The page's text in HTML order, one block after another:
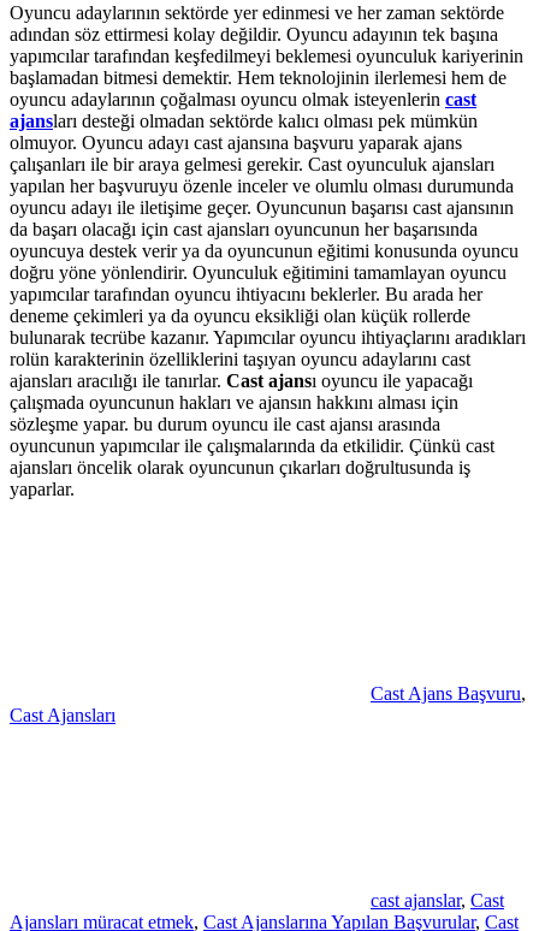
Oyuncu adaylarının sektörde yer edinmesi ve her zaman sektörde
adından söz ettirmesi kolay değildir. Oyuncu adayının tek başına
yapımcılar tarafından keşfedilmeyi beklemesi oyunculuk kariyerinin
başlamadan bitmesi demektir. Hem teknolojinin ilerlemesi hem de
oyuncu adaylarının çoğalması oyuncu olmak isteyenlerin cast
ajansları desteği olmadan sektörde kalıcı olması pek mümkün
olmuyor. Oyuncu adayı cast ajansına başvuru yaparak ajans
çalışanları ile bir araya gelmesi gerekir. Cast oyunculuk ajansları
yapılan her başvuruyu özenle inceler ve olumlu olması durumunda
oyuncu adayı ile iletişime geçer. Oyuncunun başarısı cast ajansının
da başarı olacağı için cast ajansları oyuncunun her başarısında
oyuncuya destek verir ya da oyuncunun eğitimi konusunda oyuncu
doğru yöne yönlendirir. Oyunculuk eğitimini tamamlayan oyuncu
yapımcılar tarafından oyuncu ihtiyacını beklerler. Bu arada her
deneme çekimleri ya da oyuncu eksikliği olan küçük rollerde
bulunarak tecrübe kazanır. Yapımcılar oyuncu ihtiyaçlarını aradıkları
rolün karakterinin özelliklerini taşıyan oyuncu adaylarını cast
ajansları aracılığı ile tanırlar. Cast ajansı oyuncu ile yapacağı
çalışmada oyuncunun hakları ve ajansın hakkını alması için
sözleşme yapar. bu durum oyuncu ile cast ajansı arasında
oyuncunun yapımcılar ile çalışmalarında da etkilidir. Çünkü cast
ajansları öncelik olarak oyuncunun çıkarları doğrultusunda iş
yaparlar.
Cast Ajans Başvuru,
Cast Ajansları
cast ajanslar, Cast
Ajansları müracat etmek, Cast Ajanslarına Yapılan Başvurular, Cast